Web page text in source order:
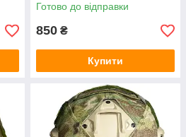
Готово до відправки
850 ₴
Купити